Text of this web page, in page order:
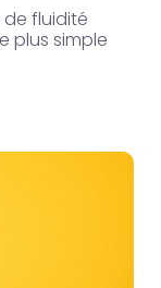
de fluidité
plus simple